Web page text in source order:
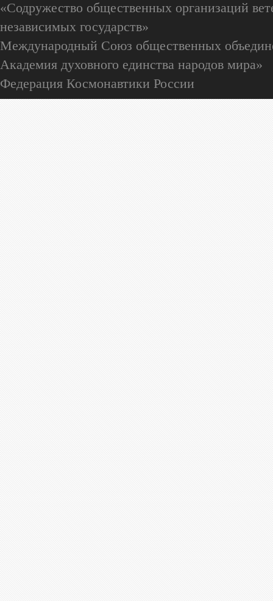
«Содружество общественных организаций
независимых государств»
Международный Союз общественных
Академия духовного единства народов мира»
Федерация Космонавтики России